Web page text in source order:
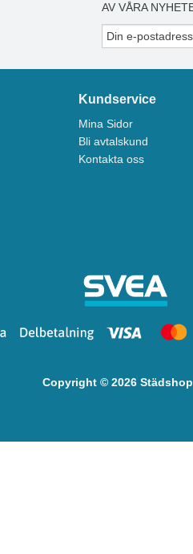
AV VÅRA
Kundservice
Mina Sidor
Bli avtalskund
Kontakta oss
Copyright © 2026